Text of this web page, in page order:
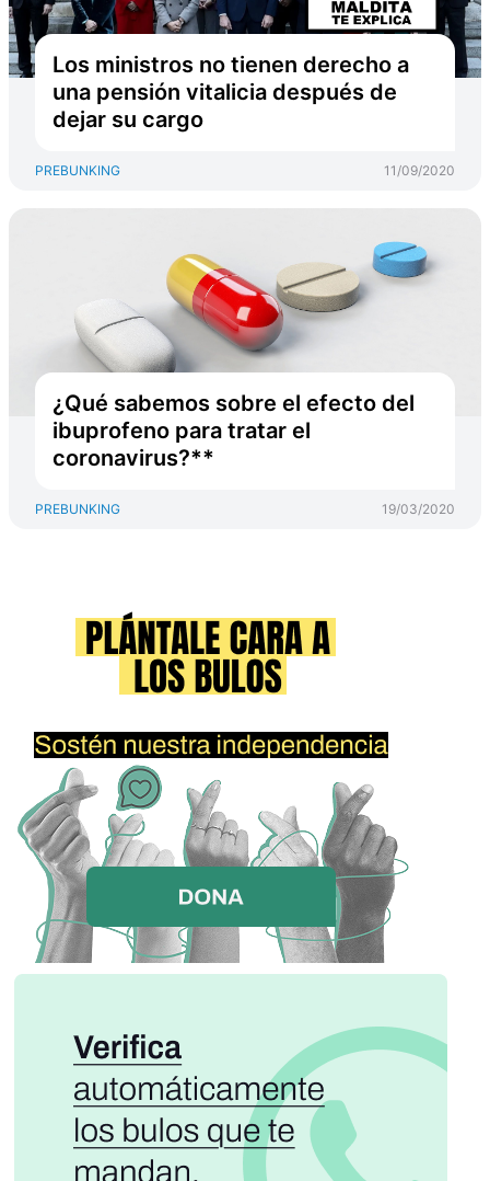
Los ministros no tienen derecho a
una pensión vitalicia después de
dejar su cargo
PREBUNKING 11/09/2020
¿Qué sabemos sobre el efecto del
ibuprofeno para tratar el
coronavirus?**
PREBUNKING 19/03/2020